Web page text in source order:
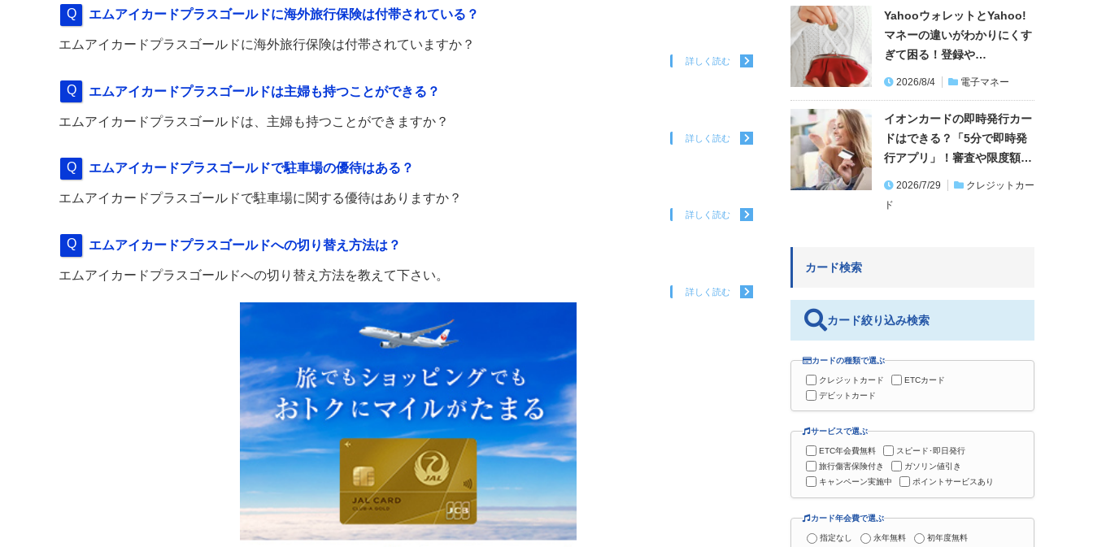
エムアイカードプラスゴールドに海外旅行保険は付帯されている？
エムアイカードプラスゴールドに海外旅行保険は付帯されていますか？
詳しく読む
エムアイカードプラスゴールドは主婦も持つことができる？
エムアイカードプラスゴールドは、主婦も持つことができますか？
詳しく読む
エムアイカードプラスゴールドで駐車場の優待はある？
エムアイカードプラスゴールドで駐車場に関する優待はありますか？
詳しく読む
エムアイカードプラスゴールドへの切り替え方法は？
エムアイカードプラスゴールドへの切り替え方法を教えて下さい。
詳しく読む
YahooウォレットとYahoo!
マネーの違いがわかりにくす
ぎて困る！登録や…
2026/8/4 電子マネー
イオンカードの即時発行カー
ドはできる？「5分で即時発
行アプリ」！審査や限度額…
2026/7/29
クレジットカー
ド
カード検索
カード絞り込み検索
カードの種類で選ぶ
クレジットカード
ETCカード
デビットカード
サービスで選ぶ
ETC年会費無料
スピード･即日発行
旅行傷害保険付き
ガソリン値引き
キャンペーン実施中
ポイントサービスあり
カード年会費で選ぶ
指定なし 永年無料
初年度無料